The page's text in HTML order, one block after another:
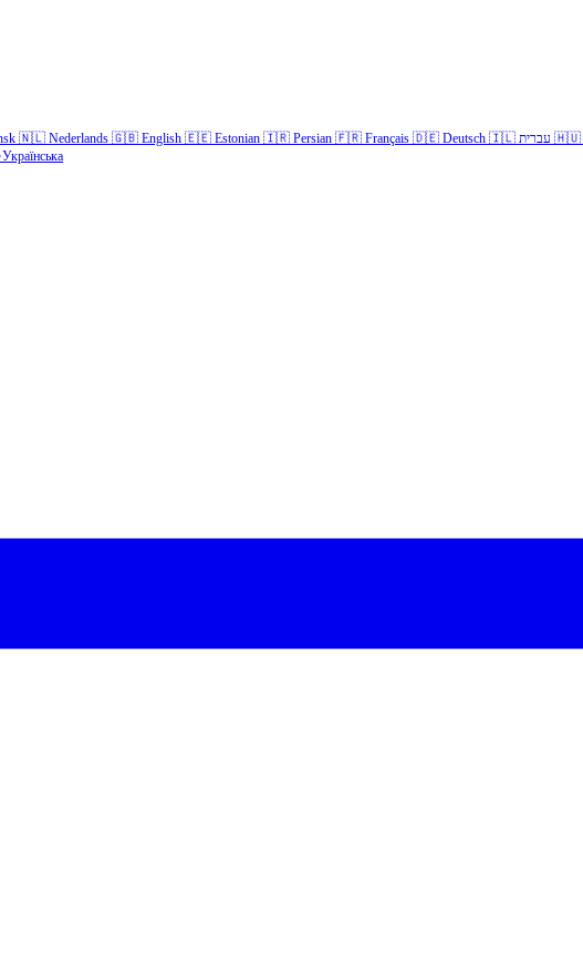
🇳🇱 Nederlands 🇬🇧 English 🇪🇪 Estonian 🇮🇷 Persian 🇫🇷 Français 🇩🇪 Deutsch 🇮🇱 עברית 🇭🇺
Українська